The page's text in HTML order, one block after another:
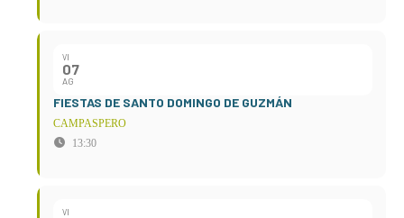
VI
07
AG
FIESTAS DE SANTO DOMINGO DE GUZMÁN
CAMPASPERO
13:30
VI